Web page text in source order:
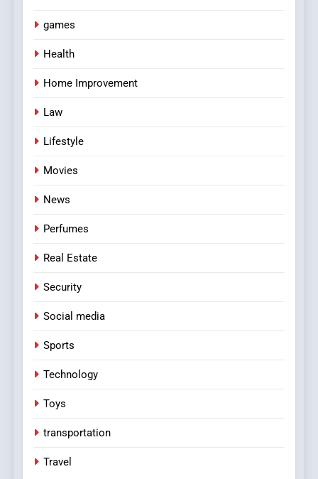
games
Health
Home Improvement
Law
Lifestyle
Movies
News
Perfumes
Real Estate
Security
Social media
Sports
Technology
Toys
transportation
Travel